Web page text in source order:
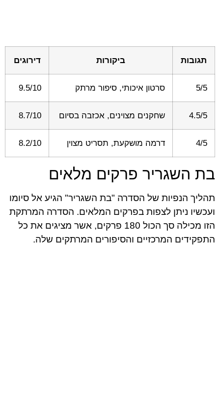
תגובות ביקורות דירוגים
5/5 סרטון איכותי, סיפור מרתק 9.5/10
4.5/5 שחקנים מצוינים, אכזבה בסיום 8.7/10
4/5 דרמה מושקעת, תסריט מצוין 8.2/10
בת השגריר פרקים מלאים
תהליך הנפיות של הסדרה "בת השגריר" הגיע אל סיומו
ועכשיו ניתן לצפות בפרקים המלאים. הסדרה המרתקת
הזו מכילה סך הכול 180 פרקים, אשר מציגים את כל
התפקידים המרכזיים והסיפורים המרתקים שלה.